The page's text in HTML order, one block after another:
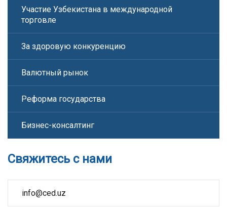
Участие Узбекистана в международной
торговле
За здоровую конкуренцию
Валютный рынок
Реформа государства
Бизнес-консалтинг
Свяжитесь с нами
info@ced.uz